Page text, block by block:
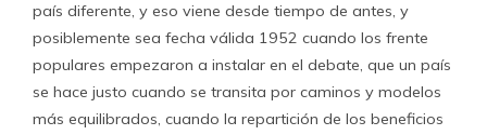
país diferente, y eso viene desde tiempo de antes, y
posiblemente sea fecha válida 1952 cuando los frente
populares empezaron a instalar en el debate, que un país
se hace justo cuando se transita por caminos y modelos
más equilibrados, cuando la repartición de los beneficios